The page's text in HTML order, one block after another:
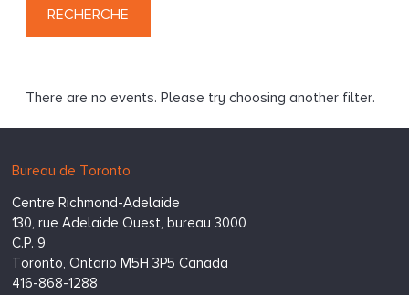
There are no events. Please try choosing another filter.
Hugessen
Inc.
https://www.hugessen.com
Bureau de Toronto
Centre Richmond-Adelaide
130, rue Adelaide Ouest, bureau 3000
C.P. 9
Toronto, Ontario M5H 3P5Canada
416-868-1288